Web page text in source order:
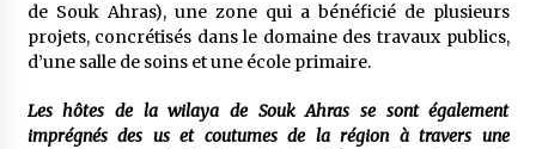
Rencontre nocturne dans le désert (Un conte
5 ans ago
de Souk Ahras), une zone qui a bénéficié de plusieurs
projets, concrétisés dans le domaine des travaux publics,
d’une salle de soins et une école primaire.
Les hôtes de la wilaya de Souk Ahras se sont également
imprégnés des us et coutumes de la région à travers une